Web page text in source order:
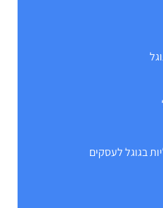
בגוגל לעסקים